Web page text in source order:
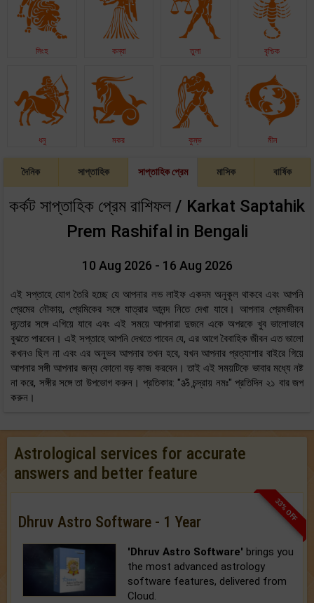
সিংহ কন্যা তুলা বৃশ্চিক
ধনু মকর কুম্ভ মীন
দৈনিক সাপ্তাহিক সাপ্তাহিক প্রেম মাসিক বার্ষিক
কর্কট সাপ্তাহিক প্রেম রাশিফল / Karkat Saptahik
Prem Rashifal in Bengali
10 Aug 2026 - 16 Aug 2026
এই সপ্তাহে যোগ তৈরি হচ্ছে যে আপনার লভ লাইফ একদম অনুকূল থাকবে এবং আপনি
প্রেমের নৌকায়, প্রেমিকের সঙ্গে যাত্রার আনন্দ নিতে দেখা যাবে। আপনার প্রেমজীবন
দৃঢ়তার সঙ্গে এগিয়ে যাবে এবং এই সময়ে আপনারা দুজনে একে অপরকে খুব ভালোভাবে
বুঝতে পারবেন। এই সপ্তাহে আপনি দেখতে পাবেন যে, এর আগে বৈবাহিক জীবন এত ভালো
কখনও ছিল না এবং এর অনুভব আপনার তখন হবে, যখন আপনার প্রত্যাশার বাইরে গিয়ে
আপনার সঙ্গী আপনার জন্য কোনো বড় কাজ করবেন। তাই এই সময়টিকে ভাবার মধ্যে নষ্ট
না করে, সঙ্গীর সঙ্গে তা উপভোগ করুন। প্রতিকার: "ॐ চন্দ্রায় নমঃ" প্রতিদিন ২১ বার জপ
করুন।
Astrological services for accurate
answers and better feature
33% OFF
Dhruv Astro Software - 1 Year
'Dhruv Astro Software' brings you
the most advanced astrology
software features, delivered from
Cloud.